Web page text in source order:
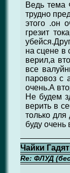
Ведь тема
трудно
этого .он
грезит
на сцене в
верил,а
все
паровоз с
очень.А
Не будем
верить в
только
буду
Чайки
Re: ФЛУД